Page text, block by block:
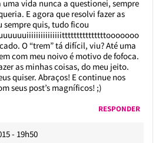
vida nunca a questionei, sempre
E agora que resolvi fazer as
sempre quis, tudo ficou
O “trem” tá difícil, viu? Até uma
com meu noivo é motivo de fofoca.
as minhas coisas, do meu jeito.
quiser. Abraços! E continue nos
seus post’s magníficos! ;)
RESPONDER
- 19h50